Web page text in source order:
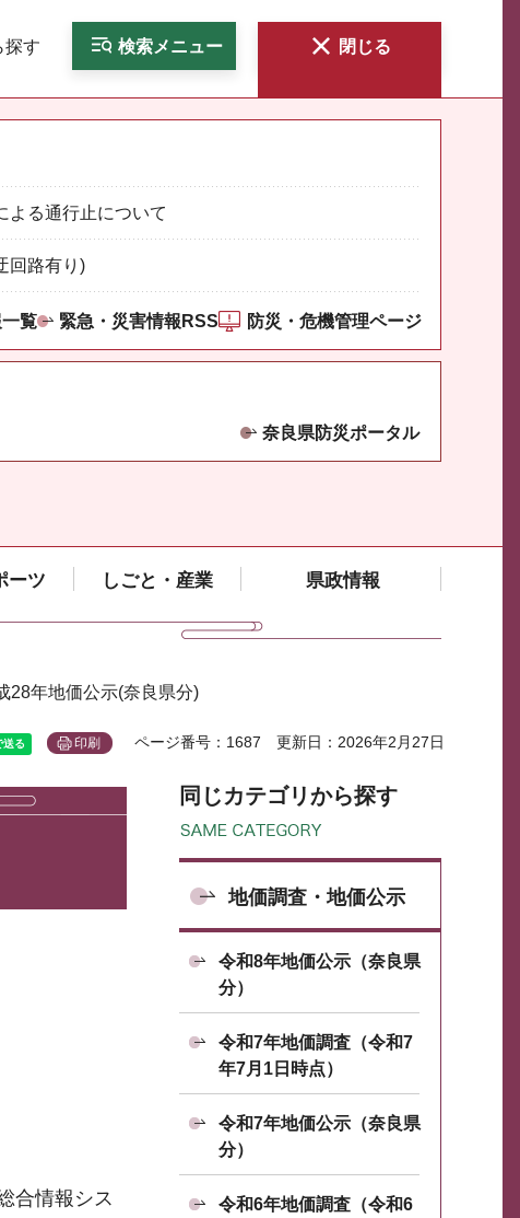
探す 検索メニュー 閉じる
よる通行止について
回路有り)
覧 緊急・災害情報RSS 防災・危機管理ページ
奈良県防災ポータル
ーツ しごと・産業 県政情報
28年地価公示(奈良県分)
印刷 ページ番号：1687 更新日：2026年2月27日
合情報シス
同じカテゴリから探す
地価調査・地価公示
令和8年地価公示（奈良県
分）
令和7年地価調査（令和7
年7月1日時点）
令和7年地価公示（奈良県
分）
令和6年地価調査（令和6